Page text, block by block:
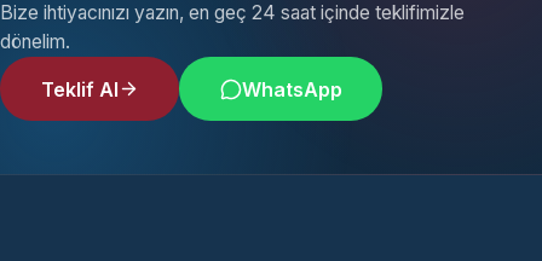
Bize ihtiyacınızı yazın, en geç 24 saat içinde teklifimizle
dönelim.
Teklif Al WhatsApp